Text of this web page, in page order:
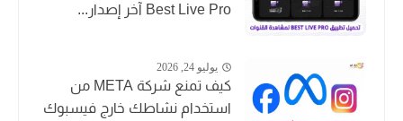
Best Live Pro آخر إصدار...
يوليو 24, 2026
كيف تمنع شركة META من
استخدام نشاطك خارج فيسبوك